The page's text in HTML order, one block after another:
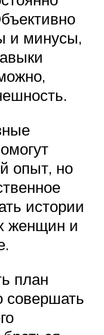
и минусы,
опыт, но
истории
женщин и
план
совершать